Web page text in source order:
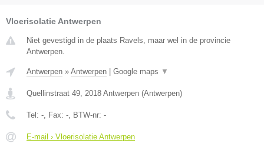
Vloerisolatie Antwerpen
Niet gevestigd in de plaats Ravels, maar wel in de provincie
Antwerpen.
Antwerpen » Antwerpen Google maps ▼
Quellinstraat 49, 2018 Antwerpen (Antwerpen)
Tel: -, Fax: -, BTW-nr: -
E-mail › Vloerisolatie Antwerpen